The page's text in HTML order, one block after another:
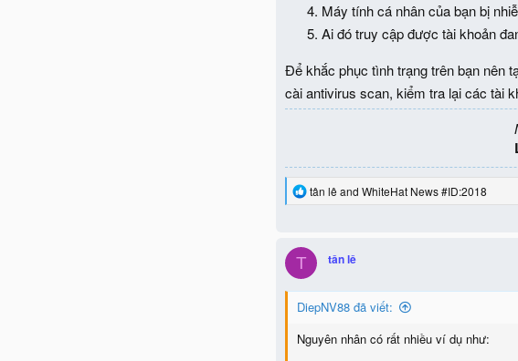
Máy tính cá nhân của bạn bị
Ai đó truy cập được tài khoản
Để khắc phục tình trạng trên bạn nên
cài antivirus scan, kiểm tra lại các tài
R
t
o
n
s
tân lê and WhiteHat News #ID:2018
T tân lê
DiepNV88 đã viết:
Nguyên nhân có rất nhiều ví dụ như: